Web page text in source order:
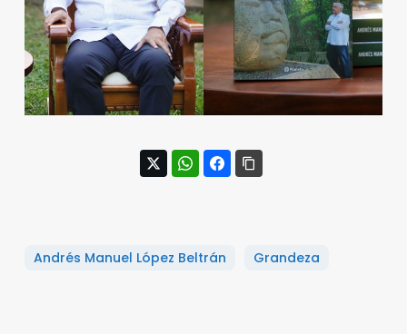
Andrés Manuel López Beltrán Grandeza